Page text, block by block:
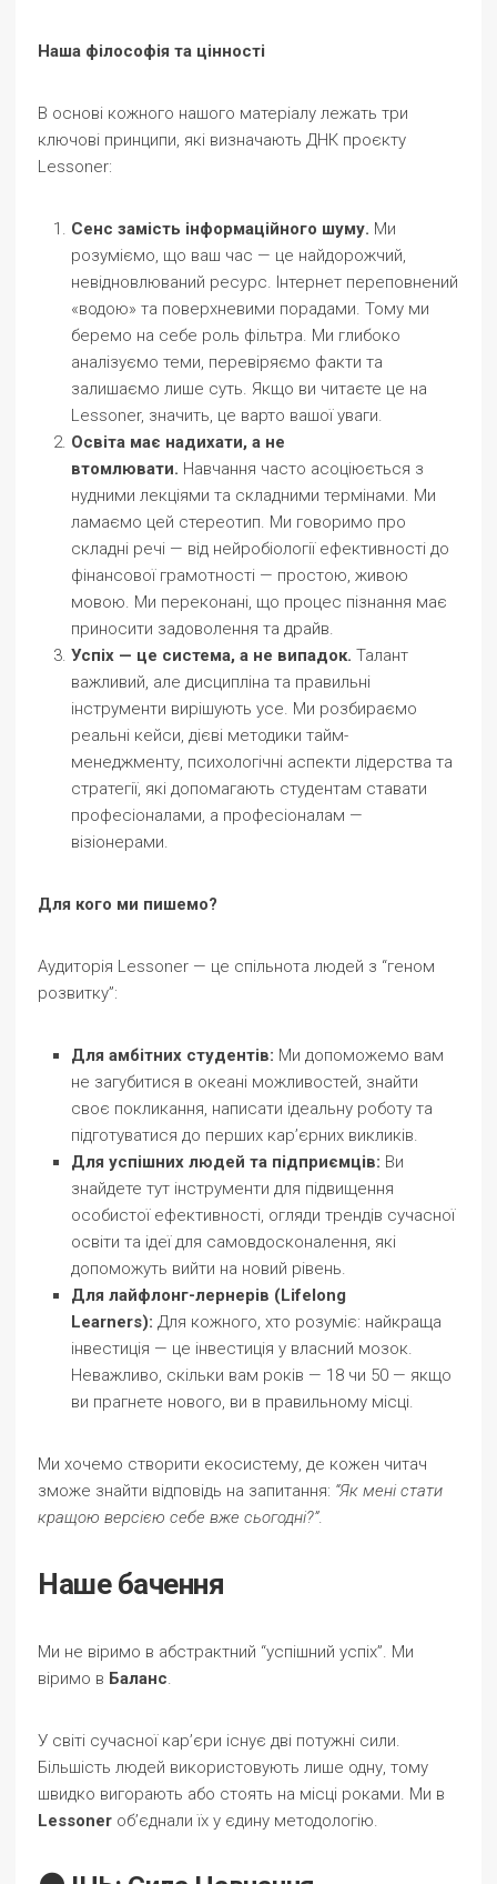
Наша філософія та цінності
В основі кожного нашого матеріалу лежать три
ключові принципи, які визначають ДНК проєкту
Lessoner:
Сенс замість інформаційного шуму. Ми
розуміємо, що ваш час — це найдорожчий,
невідновлюваний ресурс. Інтернет переповнений
«водою» та поверхневими порадами. Тому ми
беремо на себе роль фільтра. Ми глибоко
аналізуємо теми, перевіряємо факти та
залишаємо лише суть. Якщо ви читаєте це на
Lessoner, значить, це варто вашої уваги.
Освіта має надихати, а не
втомлювати. Навчання часто асоціюється з
нудними лекціями та складними термінами. Ми
ламаємо цей стереотип. Ми говоримо про
складні речі — від нейробіології ефективності до
фінансової грамотності — простою, живою
мовою. Ми переконані, що процес пізнання має
приносити задоволення та драйв.
Успіх — це система, а не випадок. Талант
важливий, але дисципліна та правильні
інструменти вирішують усе. Ми розбираємо
реальні кейси, дієві методики тайм-
менеджменту, психологічні аспекти лідерства та
стратегії, які допомагають студентам ставати
професіоналами, а професіоналам —
візіонерами.
Для кого ми пишемо?
Аудиторія Lessoner — це спільнота людей з “геном
розвитку”:
Для амбітних студентів: Ми допоможемо вам
не загубитися в океані можливостей, знайти
своє покликання, написати ідеальну роботу та
підготуватися до перших кар’єрних викликів.
Для успішних людей та підприємців: Ви
знайдете тут інструменти для підвищення
особистої ефективності, огляди трендів сучасної
освіти та ідеї для самовдосконалення, які
допоможуть вийти на новий рівень.
Для лайфлонг-лернерів (Lifelong
Learners): Для кожного, хто розуміє: найкраща
інвестиція — це інвестиція у власний мозок.
Неважливо, скільки вам років — 18 чи 50 — якщо
ви прагнете нового, ви в правильному місці.
Ми хочемо створити екосистему, де кожен читач
зможе знайти відповідь на запитання: “Як мені стати
кращою версією себе вже сьогодні?”.
Наше бачення
Ми не віримо в абстрактний “успішний успіх”. Ми
віримо в Баланс.
У світі сучасної кар’єри існує дві потужні сили.
Більшість людей використовують лише одну, тому
швидко вигорають або стоять на місці роками. Ми в
Lessoner об’єднали їх у єдину методологію.